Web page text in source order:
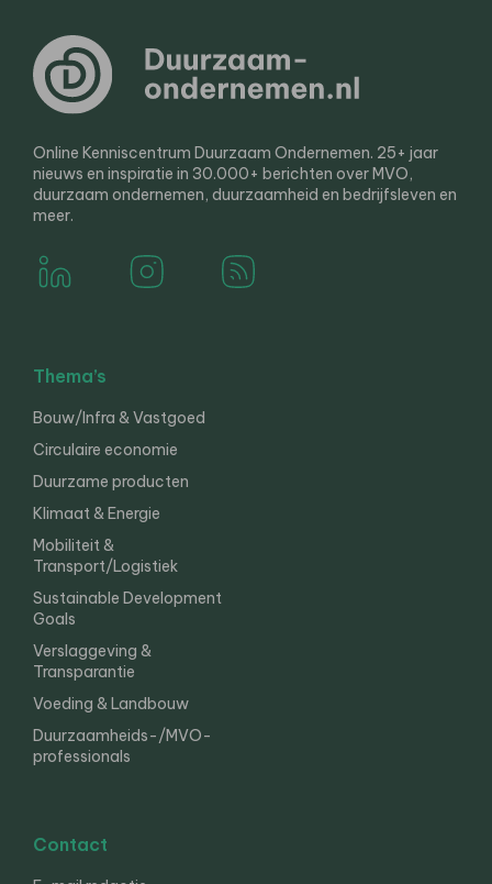
Online Kenniscentrum Duurzaam Ondernemen. 25+ jaar
nieuws en inspiratie in 30.000+ berichten over MVO,
duurzaam ondernemen, duurzaamheid en bedrijfsleven en
meer.
Thema’s
Bouw/Infra & Vastgoed
Circulaire economie
Duurzame producten
Klimaat & Energie
Mobiliteit &
Transport/Logistiek
Sustainable Development
Goals
Verslaggeving &
Transparantie
Voeding & Landbouw
Duurzaamheids-/MVO-
professionals
Contact